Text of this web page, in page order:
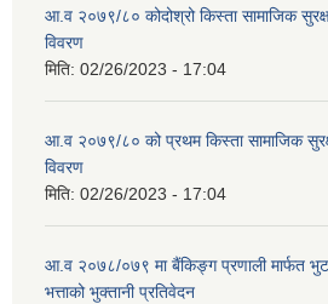
आ.व २०७९/८० कोदोश्रो किस्ता सामाजिक
विवरण
मिति: 02/26/2023 - 17:04
आ.व २०७९/८० को प्रथम किस्ता सामाजिक
विवरण
मिति: 02/26/2023 - 17:04
आ.व २०७८/०७९ मा बैंकिङ्ग प्रणाली मार्फत
भत्ताको भुक्तानी प्रतिवेदन